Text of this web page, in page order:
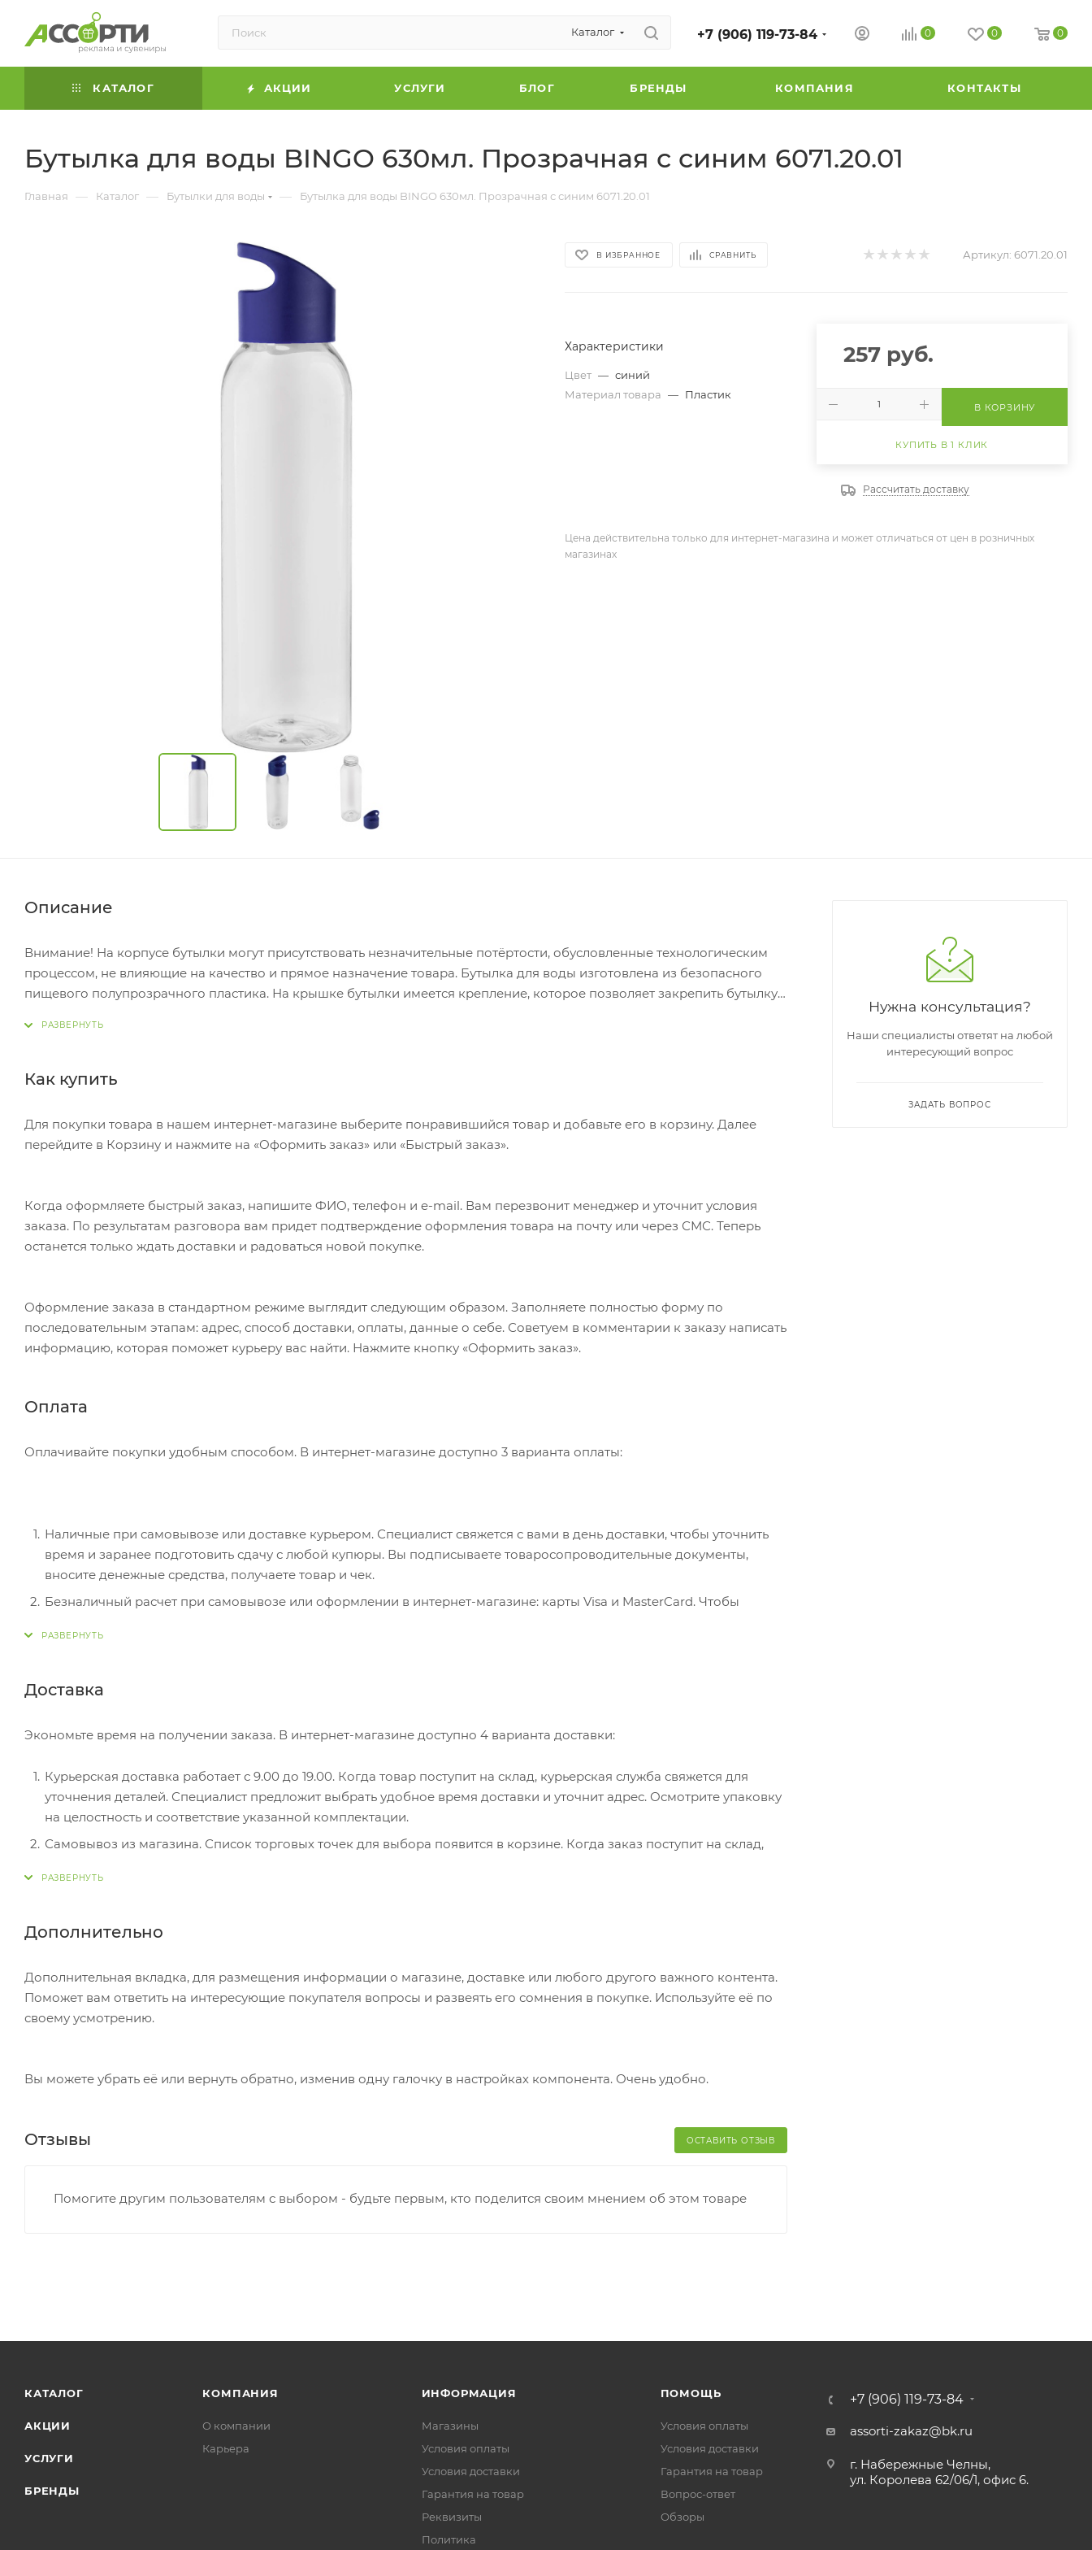
Каталог +7 (906) 119-73-84 0 0 0
КАТАЛОГ АКЦИИ УСЛУГИ БЛОГ БРЕНДЫ КОМПАНИЯ КОНТАКТЫ
Бутылка для воды BINGO 630мл. Прозрачная с синим 6071.20.01
Главная — Каталог — Бутылки для воды — Бутылка для воды BINGO 630мл. Прозрачная с синим 6071.20.01
В ИЗБРАННОЕ СРАВНИТЬ Артикул: 6071.20.01
Характеристики
Цвет — синий
Материал товара — Пластик
257руб.
В КОРЗИНУ
КУПИТЬ В 1 КЛИК
Рассчитать доставку
Цена действительна только для интернет-магазина и может отличаться от цен в розничных
магазинах
Описание
Внимание! На корпусе бутылки могут присутствовать незначительные потёртости, обусловленные технологическим
процессом, не влияющие на качество и прямое назначение товара. Бутылка для воды изготовлена из безопасного
пищевого полупрозрачного пластика. На крышке бутылки имеется крепление, которое позволяет закрепить бутылку
Как купить
Для покупки товара в нашем интернет-магазине выберите понравившийся товар и добавьте его в корзину. Далее
перейдите в Корзину и нажмите на «Оформить заказ» или «Быстрый заказ».
Когда оформляете быстрый заказ, напишите ФИО, телефон и e-mail. Вам перезвонит менеджер и уточнит условия
заказа. По результатам разговора вам придет подтверждение оформления товара на почту или через СМС. Теперь
останется только ждать доставки и радоваться новой покупке.
Оформление заказа в стандартном режиме выглядит следующим образом. Заполняете полностью форму по
последовательным этапам: адрес, способ доставки, оплаты, данные о себе. Советуем в комментарии к заказу написать
информацию, которая поможет курьеру вас найти. Нажмите кнопку «Оформить заказ».
Оплата
Оплачивайте покупки удобным способом. В интернет-магазине доступно 3 варианта оплаты:
Наличные при самовывозе или доставке курьером. Специалист свяжется с вами в день доставки, чтобы уточнить
время и заранее подготовить сдачу с любой купюры. Вы подписываете товаросопроводительные документы,
вносите денежные средства, получаете товар и чек.
Безналичный расчет при самовывозе или оформлении в интернет-магазине: карты Visa и MasterCard. Чтобы
действия и имя держателя.
перенаправит вас на страницу платежного сервиса. Здесь необходимо заполнить форму по инструкции.
Доставка
Экономьте время на получении заказа. В интернет-магазине доступно 4 варианта доставки:
Курьерская доставка работает с 9.00 до 19.00. Когда товар поступит на склад, курьерская служба свяжется для
уточнения деталей. Специалист предложит выбрать удобное время доставки и уточнит адрес. Осмотрите упаковку
на целостность и соответствие указанной комплектации.
Самовывоз из магазина. Список торговых точек для выбора появится в корзине. Когда заказ поступит на склад,
Почтовая доставка через почту России. Когда заказ придет в отделение, на ваш адрес придет извещение о
самостоятельно вы можете только после оплаты заказа. Один заказ может содержать не больше 10 позиций и его
стоимость не должна превышать 100 000 р.
Дополнительно
Дополнительная вкладка, для размещения информации о магазине, доставке или любого другого важного контента.
Поможет вам ответить на интересующие покупателя вопросы и развеять его сомнения в покупке. Используйте её по
своему усмотрению.
Вы можете убрать её или вернуть обратно, изменив одну галочку в настройках компонента. Очень удобно.
Отзывы ОСТАВИТЬ ОТЗЫВ
Помогите другим пользователям с выбором - будьте первым, кто поделится своим мнением об этом товаре
Нужна консультация?
Наши специалисты ответят на любой
интересующий вопрос
ЗАДАТЬ ВОПРОС
КАТАЛОГ
АКЦИИ
УСЛУГИ
БРЕНДЫ
КОМПАНИЯ
О компании
Карьера
ИНФОРМАЦИЯ
Магазины
Условия оплаты
Условия доставки
Гарантия на товар
Реквизиты
Политика
ПОМОЩЬ
Условия оплаты
Условия доставки
Гарантия на товар
Вопрос-ответ
Обзоры
+7 (906) 119-73-84
assorti-zakaz@bk.ru
г. Набережные Челны,
ул. Королева 62/06/1, офис 6.